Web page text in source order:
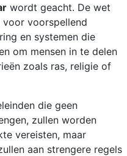
wordt geacht. De wet
voorspellend
en systemen die
om mensen in te delen
zoals ras, religie of
die geen
zullen worden
vereisten, maar
aan strengere regels